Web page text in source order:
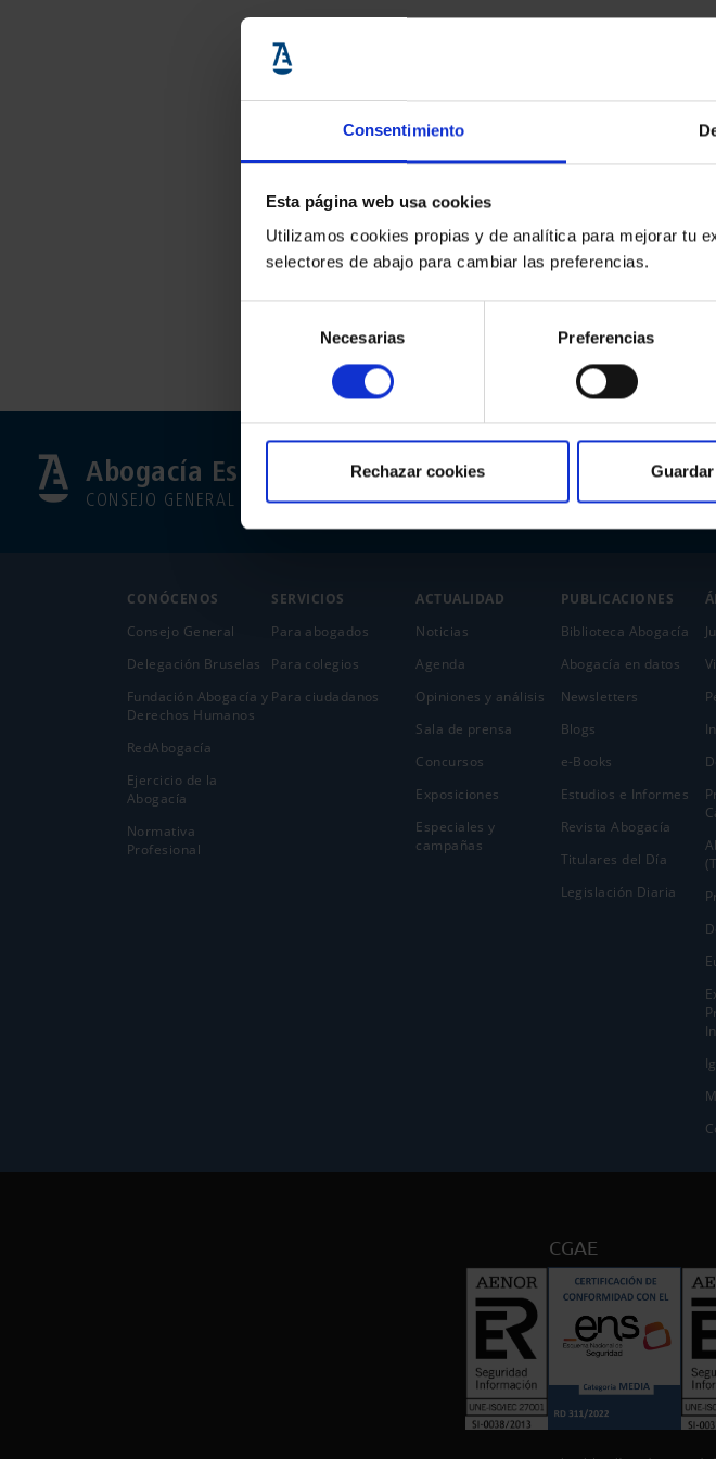
Consentimiento
Esta página web usa cookies
Utilizamos cookies propias y de analítica para mejorar tu
selectores de abajo para cambiar las preferencias.
consentimiento
Necesarias Preferencias
Rechazar cookies
Abogacía Española
CONSEJO GENERAL
CONÓCENOS
Consejo General
Delegación Bruselas
Fundación Abogacía y
Derechos Humanos
RedAbogacía
Ejercicio de la
Abogací­a
Normativa
Profesional
SERVICIOS
Para abogados
Para colegios
Para ciudadanos
ACTUALIDAD
Noticias
Agenda
Opiniones y análisis
Sala de prensa
Concursos
Exposiciones
Especiales y
campañas
PUBLICACIONES
Biblioteca Abogacía
Abogacía en datos
Newsletters
Blogs
e-Books
Estudios e Informes
Revista Abogacía
Titulares del Día
Legislación Diaria
CGAE